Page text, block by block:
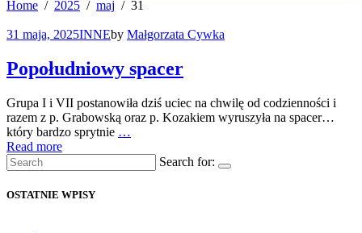
Home 2025 maj 31
31 maja, 2025INNEby Małgorzata Cywka
Popołudniowy spacer
Grupa I i VII postanowiła dziś uciec na chwilę od codzienności i
razem z p. Grabowską oraz p. Kozakiem wyruszyła na spacer…
który bardzo sprytnie …
Read more
Search for:
OSTATNIE WPISY